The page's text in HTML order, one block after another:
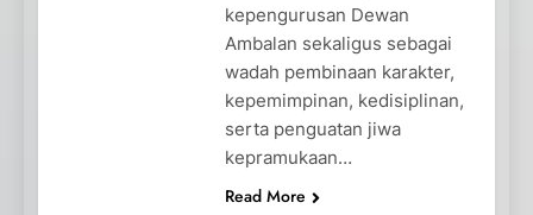
kepengurusan Dewan
Ambalan sekaligus sebagai
wadah pembinaan karakter,
kepemimpinan, kedisiplinan,
serta penguatan jiwa
kepramukaan…
Read More